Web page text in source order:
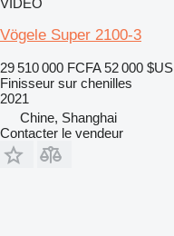
VIDÉO
Vögele Super 2100-3
29 510 000 FCFA 52 000 $US
Finisseur sur chenilles
2021
Chine, Shanghai
Contacter le vendeur